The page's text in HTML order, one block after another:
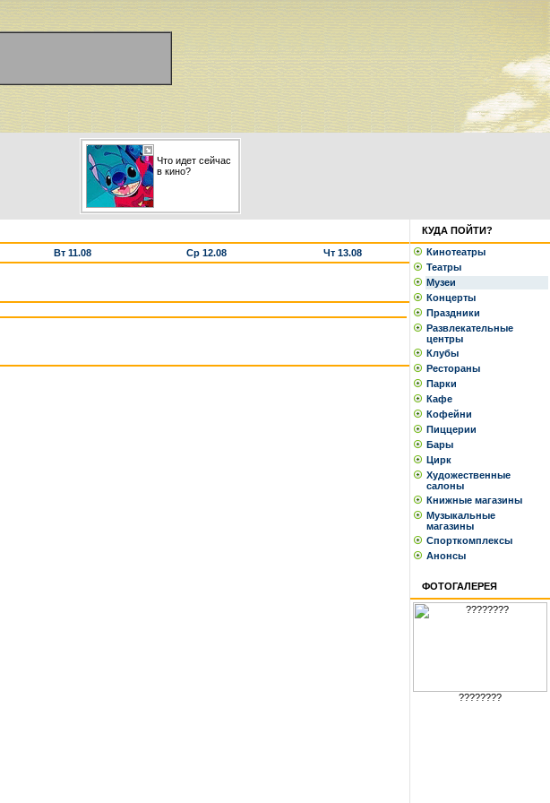
Что идет сейчас
в кино?
Вт 11.08 Ср 12.08
Чт 13.08
КУДА ПОЙТИ?
Кинотеатры
Театры
Музеи
Концерты
Праздники
Развлекательные
центры
Клубы
Рестораны
Парки
Кафе
Кофейни
Пиццерии
Бары
Цирк
Художественные
салоны
Книжные магазины
Музыкальные
магазины
Спорткомплексы
Анонсы
ФОТОГАЛЕРЕЯ
????????